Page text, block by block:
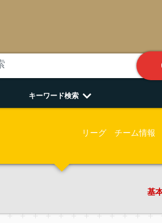
キーワード検索
リーグ チーム情報
基